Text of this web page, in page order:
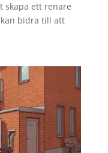
skapa ett renare
bidra till att